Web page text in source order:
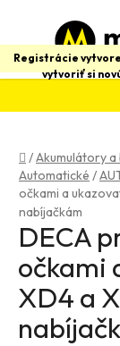
obsah
Registrácie
vytvoriť si
Domov
/Akumulátory
Automatické /
očkami a
nabíjačkám
DECA
očkami
XD4 a